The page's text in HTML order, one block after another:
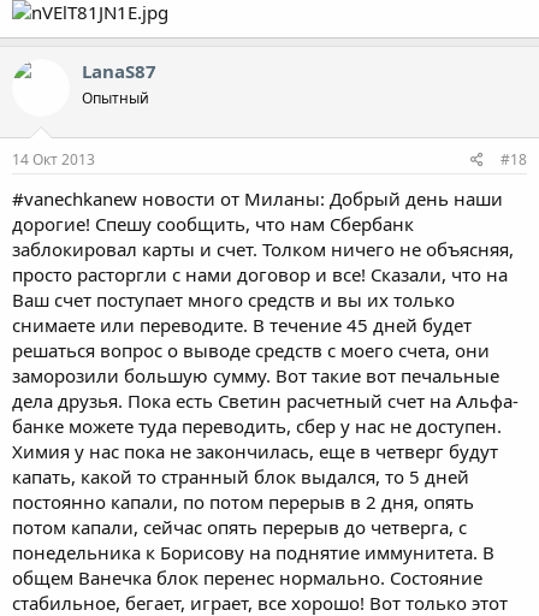
LanaS87
Опытный
14 Окт 2013 #18
#vanechkanew новости от Миланы: Добрый день наши
дорогие! Спешу сообщить, что нам Сбербанк
заблокировал карты и счет. Толком ничего не объясняя,
просто расторгли с нами договор и все! Сказали, что на
Ваш счет поступает много средств и вы их только
снимаете или переводите. В течение 45 дней будет
решаться вопрос о выводе средств с моего счета, они
заморозили большую сумму. Вот такие вот печальные
дела друзья. Пока есть Светин расчетный счет на Альфа-
банке можете туда переводить, сбер у нас не доступен.
Химия у нас пока не закончилась, еще в четверг будут
капать, какой то странный блок выдался, то 5 дней
постоянно капали, по потом перерыв в 2 дня, опять
потом капали, сейчас опять перерыв до четверга, с
понедельника к Борисову на поднятие иммунитета. В
общем Ванечка блок перенес нормально. Состояние
стабильное, бегает, играет, все хорошо! Вот только этот